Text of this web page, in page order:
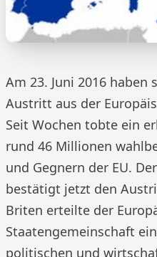
Am 23. Juni 2016
Austritt aus der
Seit Wochen tobte ein
rund 46 Millionen
und Gegnern der EU.
bestätigt jetzt den
Briten erteilte der
Staatengemeinschaft
politischen und